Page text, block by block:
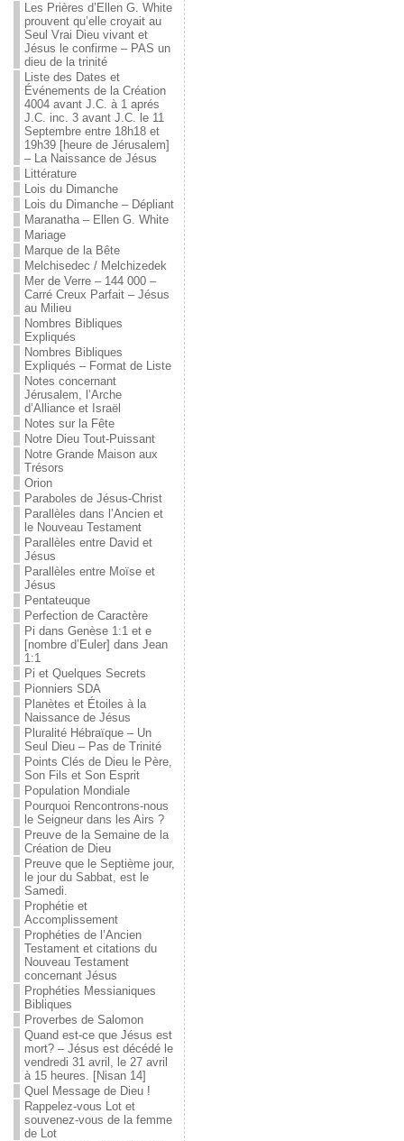
Les Prières d’Ellen G. White
prouvent qu’elle croyait au
Seul Vrai Dieu vivant et
Jésus le confirme – PAS un
dieu de la trinité
Liste des Dates et
Événements de la Création
4004 avant J.C. à 1 aprés
J.C. inc. 3 avant J.C. le 11
Septembre entre 18h18 et
19h39 [heure de Jérusalem]
– La Naissance de Jésus
Littérature
Lois du Dimanche
Lois du Dimanche – Dépliant
Maranatha – Ellen G. White
Mariage
Marque de la Bête
Melchisedec / Melchizedek
Mer de Verre – 144 000 –
Carré Creux Parfait – Jésus
au Milieu
Nombres Bibliques
Expliqués
Nombres Bibliques
Expliqués – Format de Liste
Notes concernant
Jérusalem, l’Arche
d’Alliance et Israël
Notes sur la Fête
Notre Dieu Tout-Puissant
Notre Grande Maison aux
Trésors
Orion
Paraboles de Jésus-Christ
Parallèles dans l’Ancien et
le Nouveau Testament
Parallèles entre David et
Jésus
Parallèles entre Moïse et
Jésus
Pentateuque
Perfection de Caractère
Pi dans Genèse 1:1 et e
[nombre d’Euler] dans Jean
1:1
Pi et Quelques Secrets
Pionniers SDA
Planètes et Étoiles à la
Naissance de Jésus
Pluralité Hébraïque – Un
Seul Dieu – Pas de Trinité
Points Clés de Dieu le Père,
Son Fils et Son Esprit
Population Mondiale
Pourquoi Rencontrons-nous
le Seigneur dans les Airs ?
Preuve de la Semaine de la
Création de Dieu
Preuve que le Septième jour,
le jour du Sabbat, est le
Samedi.
Prophétie et
Accomplissement
Prophéties de l’Ancien
Testament et citations du
Nouveau Testament
concernant Jésus
Prophéties Messianiques
Bibliques
Proverbes de Salomon
Quand est-ce que Jésus est
mort? – Jésus est décédé le
vendredi 31 avril, le 27 avril
à 15 heures. [Nisan 14]
Quel Message de Dieu !
Rappelez-vous Lot et
souvenez-vous de la femme
de Lot